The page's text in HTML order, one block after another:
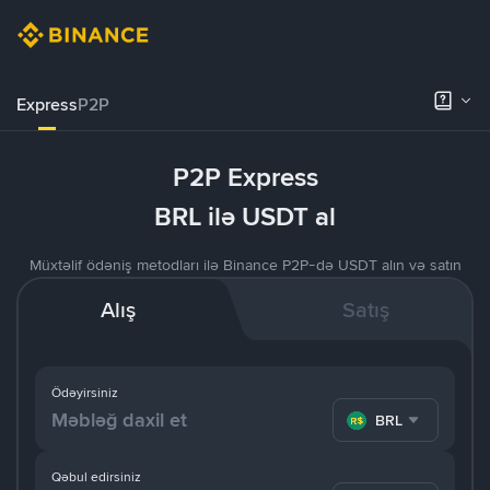
ExpressP2P
P2P Express
BRL ilə USDT al
Müxtəlif ödəniş metodları ilə Binance P2P-də USDT alın və satın
Alış Satış
Ödəyirsiniz
BRL
Qəbul edirsiniz